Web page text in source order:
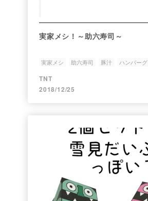
実家メシ！～助六寿司～
実家メシ 助六寿司 豚汁 ハンバーグ
TNT
2018/12/25